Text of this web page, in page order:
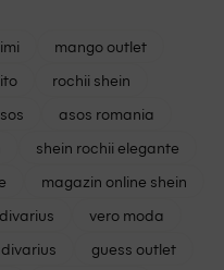
mango outlet
rochii shein
asos romania
shein rochii elegante
magazin online shein
vero moda
guess outlet